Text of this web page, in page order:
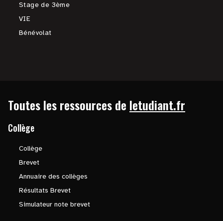
Stage de 3ème
VIE
Bénévolat
Toutes les ressources de letudiant.fr
Collège
Collège
Brevet
Annuaire des collèges
Résultats Brevet
Simulateur note brevet